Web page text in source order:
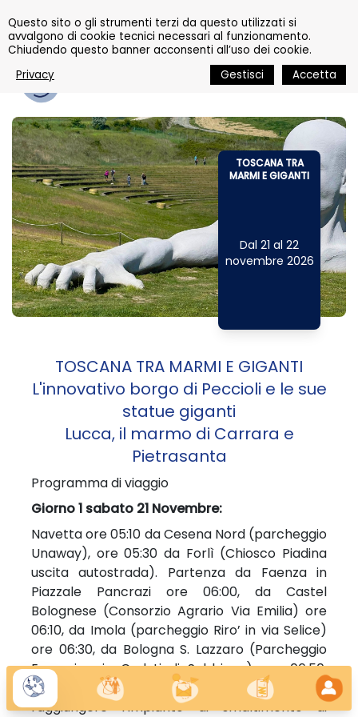
Questo sito o gli strumenti terzi da questo utilizzati si
avvalgono di cookie tecnici necessari al funzionamento.
Chiudendo questo banner acconsenti all’uso dei cookie.
Privacy
Gestisci Accetta
PIU' GIORNI
TOSCANA TRA
MARMI E GIGANTI
Dal 21 al 22
novembre 2026
TOSCANA TRA MARMI E GIGANTI
L'innovativo borgo di Peccioli e le sue
statue giganti
Lucca, il marmo di Carrara e
Pietrasanta
Programma di viaggio
Giorno 1 sabato 21 Novembre:
Navetta ore 05:10 da Cesena Nord (parcheggio
Unaway), ore 05:30 da Forlì (Chiosco Piadina
uscita autostrada). Partenza da Faenza in
Piazzale Pancrazi ore 06:00, da Castel
Bolognese (Consorzio Agrario Via Emilia) ore
06:10, da Imola (parcheggio Riro’ in via Selice)
ore 06:30, da Bologna S. Lazzaro (Parcheggio
Eurospin, via Caduti di Sabbiuno) ore 06.50.
Partenza in pullman granturismo per
raggiungere l’impianto di smaltimento di